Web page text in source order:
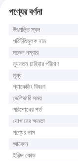
পণ্যের বর্ণনা
উৎপত্তি স্থল
পরিচিতিমুলক নাম
মডেল নম্বার
ন্যূনতম চাহিদার পরিমাণ
মূল্য
প্যাকেজিং বিবরণ
ডেলিভারি সময়
পরিশোধের শর্ত
যোগানের ক্ষমতা
পণ্যের নাম
আবেদন
ইঞ্জিন কোড